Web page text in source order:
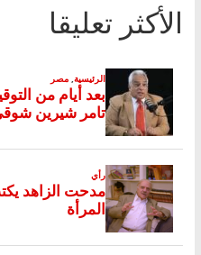
الأكثر تعليقا